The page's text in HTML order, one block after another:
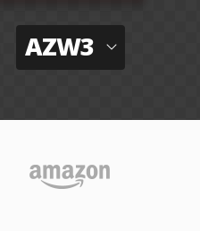
AZW3